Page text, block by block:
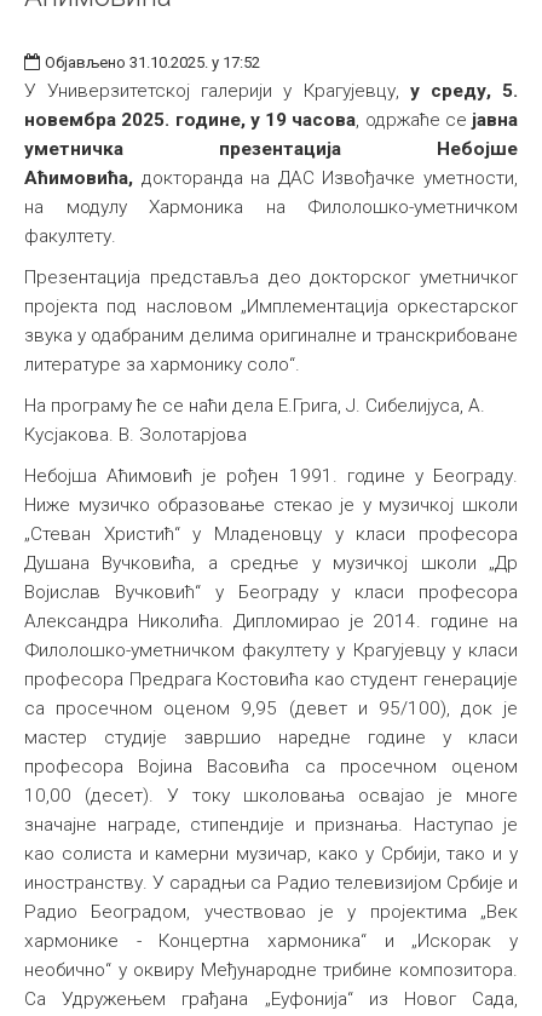
Објављено 31.10.2025. у 17:52
У Универзитетској галерији у Крагујевцу, у среду, 5.
новембра 2025. године, у 19 часова, одржаће се јавна
уметничка презентација Небојше
Аћимовића, докторанда на ДАС Извођачке уметности,
на модулу Хармоника на Филолошко-уметничком
факултету.
Презентација представља део докторског уметничког
пројекта под насловом „Имплементација оркестарског
звука у одабраним делима оригиналне и транскрибоване
литературе за хармонику соло“.
На програму ће се наћи дела Е.Грига, Ј. Сибелијуса, А.
Кусјакова. В. Золотарјова
Небојша Аћимовић је рођен 1991. године у Београду.
Ниже музичко образовање стекао је у музичкој школи
„Стеван Христић“ у Младеновцу у класи професора
Душана Вучковића, а средње у музичкој школи „Др
Војислав Вучковић“ у Београду у класи професора
Александра Николића. Дипломирао је 2014. године на
Филолошко-уметничком факултету у Крагујевцу у класи
професора Предрага Костовића као студент генерације
са просечном оценом 9,95 (девет и 95/100), док је
мастер студије завршио наредне године у класи
професора Војина Васовића са просечном оценом
10,00 (десет). У току школовања освајао је многе
значајне награде, стипендије и признања. Наступао је
као солиста и камерни музичар, како у Србији, тако и у
иностранству. У сарадњи са Радио телевизијом Србије и
Радио Београдом, учествовао је у пројектима „Век
хармонике - Концертна хармоника“ и „Искорак у
необично“ у оквиру Међународне трибине композитора.
Са Удружењем грађана „Еуфонија“ из Новог Сада,